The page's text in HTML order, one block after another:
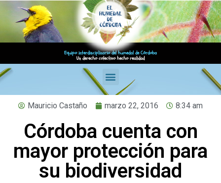
Equipo interdisciplinario del humedal de Córdoba
Un derecho colectivo hecho realidad
Mauricio Castaño marzo 22, 2016 8:34 am
Córdoba cuenta con
mayor protección para
su biodiversidad